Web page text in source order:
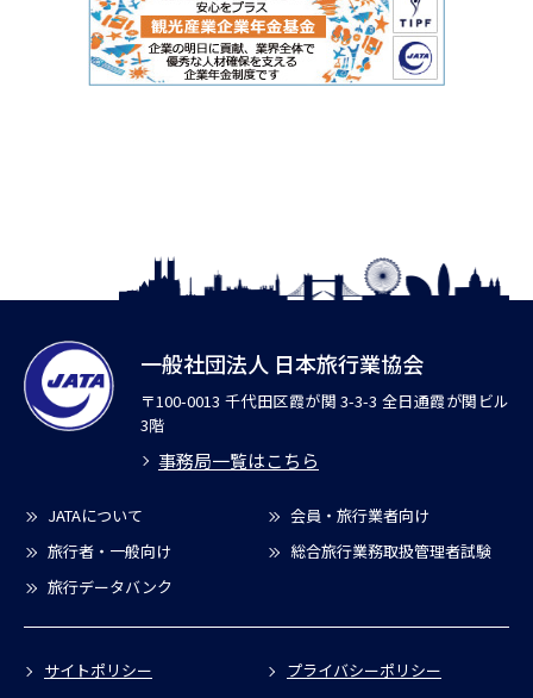
一般社団法人 日本旅行業協会
〒100-0013 千代田区霞が関 3-3-3 全日通霞が関ビル
3階
事務局一覧はこちら
JATAについて
会員・旅行業者向け
旅行者・一般向け
総合旅行業務取扱管理者試験
旅行データバンク
サイトポリシー
プライバシーポリシー